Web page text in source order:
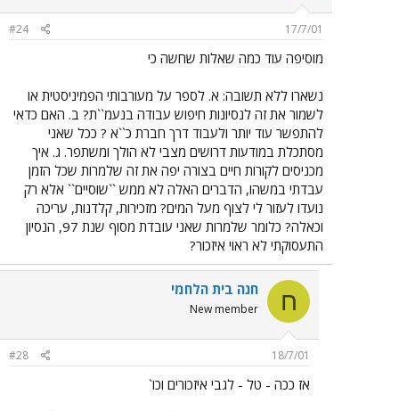
17/7/01
#24
מוסיפה עוד כמה שאלות שחשה כי
נשארו ללא תשובה: א. לספר על מעורבותי הפמיניסטית או
לשמור את זה לנסיונות חיפוש עבודה בנעמ``ת? ב. האם כדאי
להתפשר עוד יותר ולעבוד דרך חברת כ``א ? ככל שאני
מסתכלת במודעות דרושים מצבי לא הולך ומשתפר. ג. איך
מכניסים לקורות חיים בצורה יפה את זה שלמרות שכל הזמן
עבדתי במשהו, הדברים האלה לא ממש ``שוסיים`` אלא רק
נועדו לעזור לי לצוף מעל המים? מזכירות, קלדנות, עריכה
וכאלה? כלומר שלמרות שאני עובדת מסוף שנת 97, הנסיון
התעסוקתי לא ראוי איזכור?
ח חנה בית הלחמי
New member
18/7/01
#28
אז ככה - טל - לגבי איזכורים וכו`